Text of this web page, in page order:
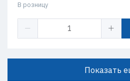
В розницу
Показать